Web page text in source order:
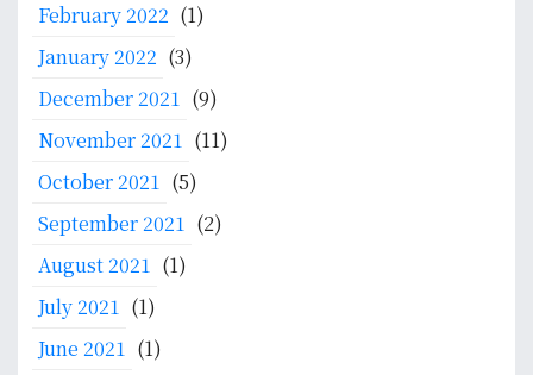
February 2022 (1)
January 2022 (3)
December 2021 (9)
November 2021 (11)
October 2021 (5)
September 2021 (2)
August 2021 (1)
July 2021 (1)
June 2021 (1)